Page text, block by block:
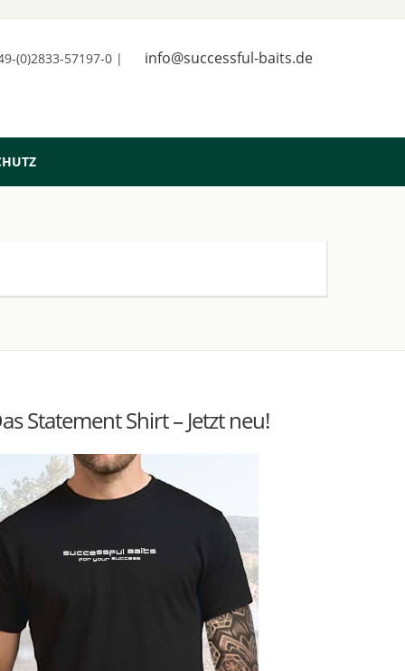
(0)2833-57197-0 | info@successful-baits.de
Statement Shirt – Jetzt neu!